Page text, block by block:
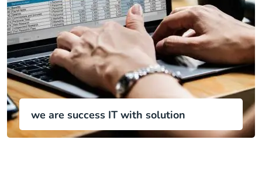
we are success IT with solution